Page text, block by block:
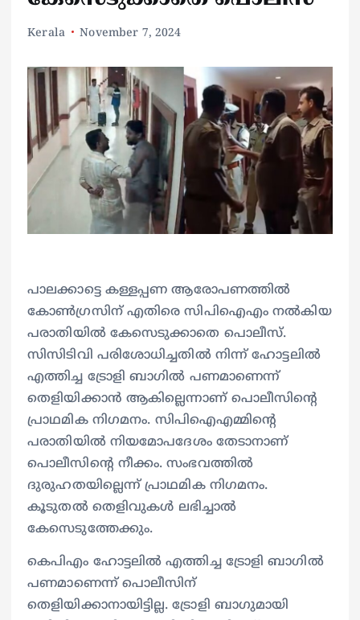
Kerala November 7, 2024
പാലക്കാട്ടെ കള്ളപ്പണ ആരോപണത്തിൽ
കോൺഗ്രസിന് എതിരെ സിപിഐഎം നൽകിയ
പരാതിയിൽ കേസെടുക്കാതെ പൊലീസ്.
സിസിടിവി പരിശോധിച്ചതിൽ നിന്ന് ഹോട്ടലിൽ
എത്തിച്ച ട്രോളി ബാഗിൽ പണമാണെന്ന്
തെളിയിക്കാൻ ആകില്ലെന്നാണ് പൊലീസിന്റെ
പ്രാഥമിക നിഗമനം. സിപിഐഎമ്മിന്റെ
പരാതിയിൽ നിയമോപദേശം തേടാനാണ്
പൊലീസിന്റെ നീക്കം. സംഭവത്തിൽ
ദുരുഹതയില്ലെന്ന് പ്രാഥമിക നിഗമനം.
കൂടുതൽ തെളിവുകൾ ലഭിച്ചാൽ
കേസെടുത്തേക്കും.
കെപിഎം ഹോട്ടലിൽ എത്തിച്ച ട്രോളി ബാഗിൽ
പണമാണെന്ന് പൊലീസിന്
തെളിയിക്കാനായിട്ടില്ല. ട്രോളി ബാഗുമായി